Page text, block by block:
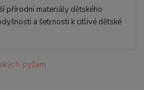
přírodní materiály dětského
a šetrnosti k citlivé dětské